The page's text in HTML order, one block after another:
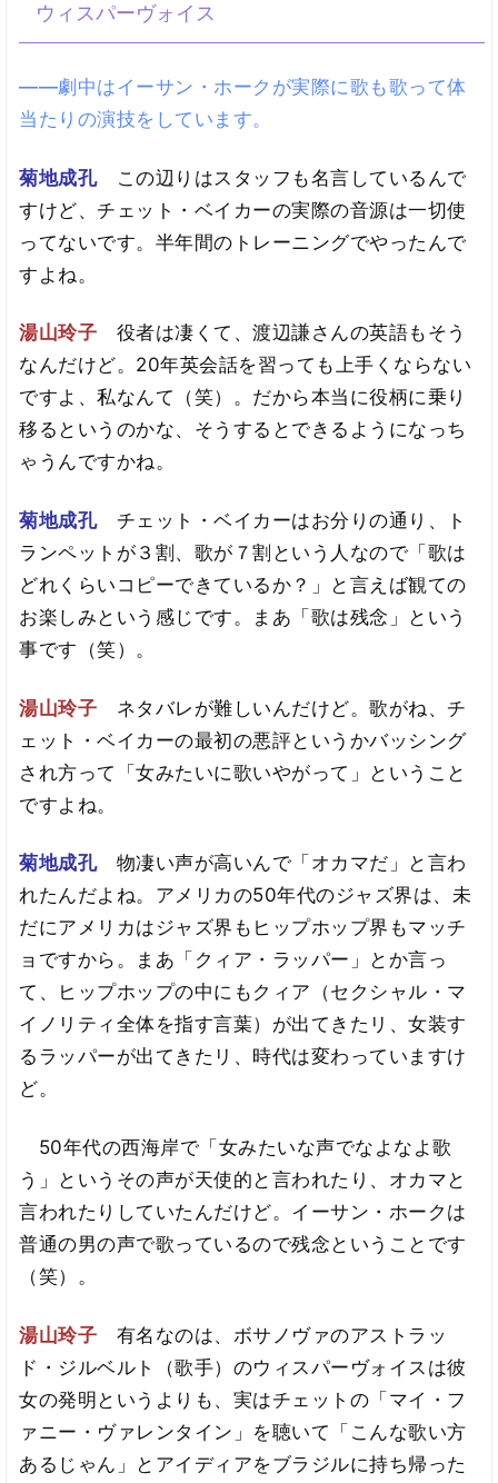
ウィスパーヴォイス
――劇中はイーサン・ホークが実際に歌も歌って体
当たりの演技をしています。
菊地成孔
この辺りはスタッフも名言しているんで
すけど、チェット・ベイカーの実際の音源は一切使
ってないです。半年間のトレーニングでやったんで
すよね。
湯山玲子 役者は凄くて、渡辺謙さんの英語もそう
なんだけど。20年英会話を習っても上手くならない
ですよ、私なんて（笑）。だから本当に役柄に乗り
移るというのかな、そうするとできるようになっち
ゃうんですかね。
菊地成孔 チェット・ベイカーはお分りの通り、ト
ランペットが３割、歌が７割という人なので「歌は
どれくらいコピーできているか？」と言えば観ての
お楽しみという感じです。まあ「歌は残念」という
事です（笑）。
湯山玲子 ネタバレが難しいんだけど。歌がね、チ
ェット・ベイカーの最初の悪評というかバッシング
され方って「女みたいに歌いやがって」ということ
ですよね。
菊地成孔 物凄い声が高いんで「オカマだ」と言わ
れたんだよね。アメリカの50年代のジャズ界は、未
だにアメリカはジャズ界もヒップホップ界もマッチ
ョですから。まあ「クィア・ラッパー」とか言っ
て、ヒップホップの中にもクィア（セクシャル・マ
イノリティ全体を指す言葉）が出てきたリ、女装す
るラッパーが出てきたリ、時代は変わっていますけ
ど。
50年代の西海岸で「女みたいな声でなよなよ歌
う」というその声が天使的と言われたり、オカマと
言われたりしていたんだけど。イーサン・ホークは
普通の男の声で歌っているので残念ということです
（笑）。
湯山玲子 有名なのは、ボサノヴァのアストラッ
ド・ジルベルト（歌手）のウィスパーヴォイスは彼
女の発明というよりも、実はチェットの「マイ・フ
ァニー・ヴァレンタイン」を聴いて「こんな歌い方
あるじゃん」とアイディアをブラジルに持ち帰った